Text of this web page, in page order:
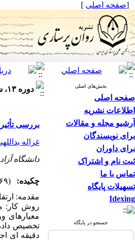
[صفحه اصلی ]
بخش‌های اصلی
صفحه اصلی
اطلاعات نشریه
آرشیو مجله و مقالات
برای نویسندگان
برای داوران
ثبت نام و اشتراک
تماس با ما
تسهیلات پایگاه
Idexing
جستجو در پایگاه
دوره ۱۳، شماره ۶ - ( بهمن و اسفند ۱۴۰۴ )
بررسی
غزاله
دانشگاه
چکیده:
(۱۲۶۹ مشاهده)
مقدمه:
معیارهای
دقیقه ای